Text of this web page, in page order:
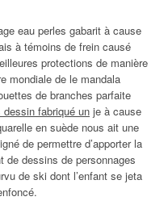
eau perles gabarit à cause
à témoins de frein causé
protections de manière
mondiale de le mandala
de branches parfaite
fabriqué un je à cause
en suède nous ait une
de permettre d’apporter la
dessins de personnages
de ski dont l’enfant se jeta